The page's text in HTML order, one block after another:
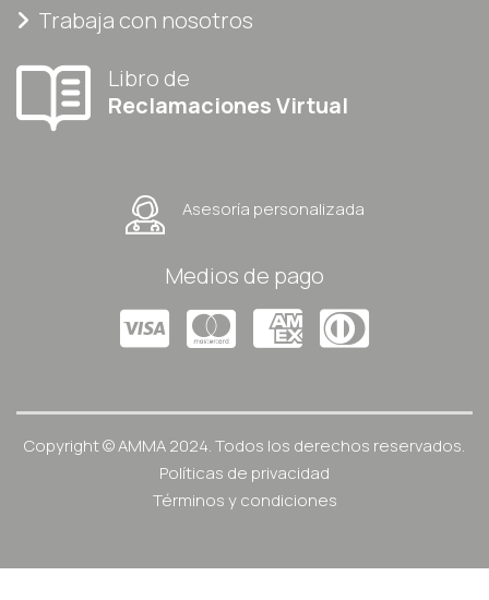
Trabaja con nosotros
Libro de
Reclamaciones Virtual
Asesoría personalizada
Medios de pago
Copyright © AMMA 2024. Todos los derechos reservados.
Políticas de privacidad
Términos y condiciones